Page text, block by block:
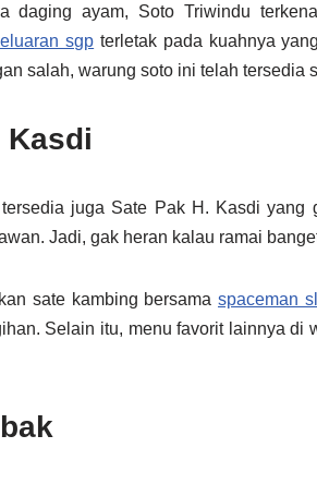
daging ayam, Soto Triwindu
sgp terletak pada kuahnya
salah, warung soto ini telah tersedia
Kasdi
juga Sate Pak H. Kasdi yang
Jadi, gak heran kalau ramai
sate kambing bersama spaceman
Selain itu, menu favorit lainnya di